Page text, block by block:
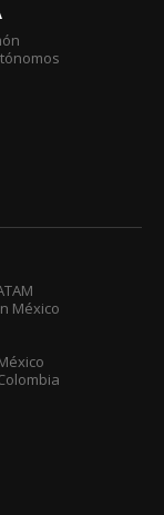
México